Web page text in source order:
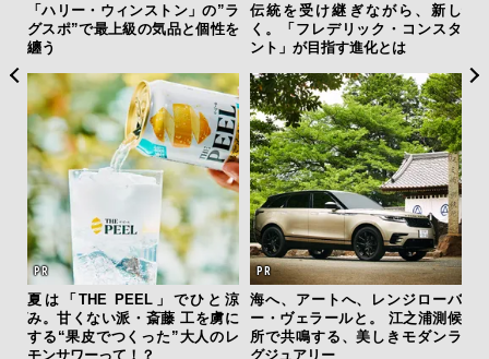
ながら、新し
ク・コンスタ
化とは
レンジローバ
と。 江之浦測候
美しきモダンラ
斎藤 工の心揺さぶる時計「フレ
デリック・コンスタント」。ク
ラシックとテクノロジーの幸福
「コンディション」
右する——TENTIALの
究成果を結集した「